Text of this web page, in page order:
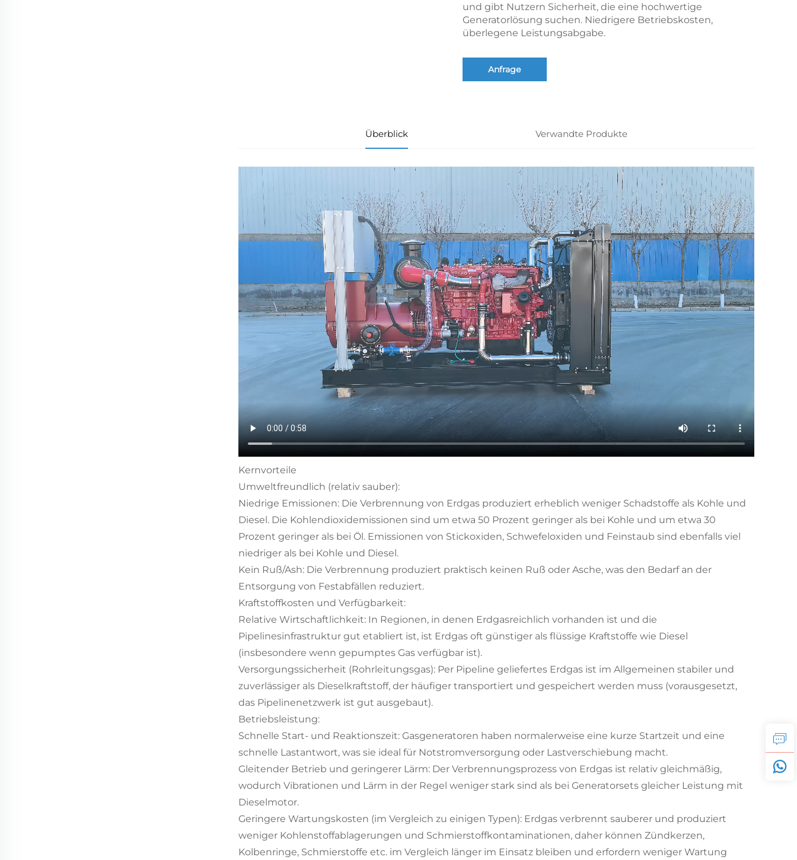
und gibt Nutzern Sicherheit, die eine hochwertige
Generatorlösung suchen. Niedrigere Betriebskosten,
überlegene Leistungsabgabe.
Anfrage
Überblick Verwandte Produkte
Kernvorteile
Umweltfreundlich (relativ sauber):
Niedrige Emissionen: Die Verbrennung von Erdgas produziert erheblich weniger Schadstoffe als Kohle und
Diesel. Die Kohlendioxidemissionen sind um etwa 50 Prozent geringer als bei Kohle und um etwa 30
Prozent geringer als bei Öl. Emissionen von Stickoxiden, Schwefeloxiden und Feinstaub sind ebenfalls viel
niedriger als bei Kohle und Diesel.
Kein Ruß/Ash: Die Verbrennung produziert praktisch keinen Ruß oder Asche, was den Bedarf an der
Entsorgung von Festabfällen reduziert.
Kraftstoffkosten und Verfügbarkeit:
Relative Wirtschaftlichkeit: In Regionen, in denen Erdgasreichlich vorhanden ist und die
Pipelinesinfrastruktur gut etabliert ist, ist Erdgas oft günstiger als flüssige Kraftstoffe wie Diesel
(insbesondere wenn gepumptes Gas verfügbar ist).
Versorgungssicherheit (Rohrleitungsgas): Per Pipeline geliefertes Erdgas ist im Allgemeinen stabiler und
zuverlässiger als Dieselkraftstoff, der häufiger transportiert und gespeichert werden muss (vorausgesetzt,
das Pipelinenetzwerk ist gut ausgebaut).
Betriebsleistung:
Schnelle Start- und Reaktionszeit: Gasgeneratoren haben normalerweise eine kurze Startzeit und eine
schnelle Lastantwort, was sie ideal für Notstromversorgung oder Lastverschiebung macht.
Gleitender Betrieb und geringerer Lärm: Der Verbrennungsprozess von Erdgas ist relativ gleichmäßig,
wodurch Vibrationen und Lärm in der Regel weniger stark sind als bei Generatorsets gleicher Leistung mit
Dieselmotor.
Geringere Wartungskosten (im Vergleich zu einigen Typen): Erdgas verbrennt sauberer und produziert
weniger Kohlenstoffablagerungen und Schmierstoffkontaminationen, daher können Zündkerzen,
Kolbenringe, Schmierstoffe etc. im Vergleich länger im Einsatz bleiben und erfordern weniger Wartung